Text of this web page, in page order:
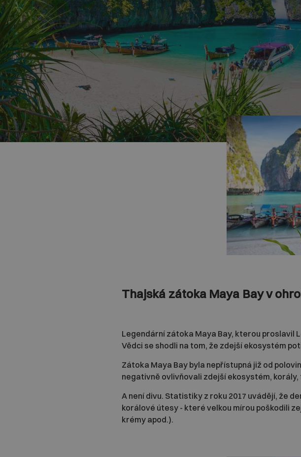
Do zátoky Maya Bay, jednoho z nejznámějších
Thajská zátoka Maya Bay v
Legendární zátoka Maya Bay, kterou proslavil
Vědci se shodli na tom, že zdejší ekosystém
Zátoka Maya Bay byla nepřístupná již od
negativně ovlivňovali zdejší ekosystém, korály,
A není divu. Statistiky z roku 2017 uvádějí, že
korálové útesy - které velkou mírou poškodili
krémy apod.).